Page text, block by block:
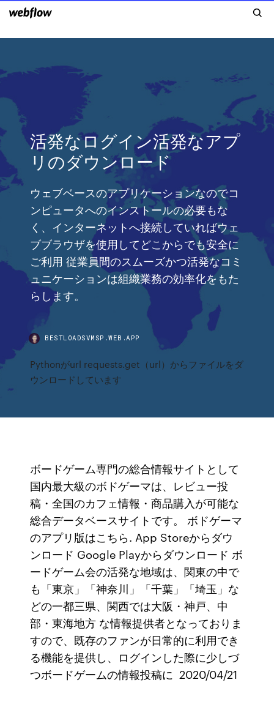
活発なログイン活発なアプ
リのダウンロード
ウェブベースのアプリケーションなのでコ
ンピュータへのインストールの必要もな
く、インターネットへ接続していればウェ
ブブラウザを使用してどこからでも安全に
ご利用 従業員間のスムーズかつ活発なコミ
ュニケーションは組織業務の効率化をもた
らします。
BESTLOADSVMSP.WEB.APP
Pythonがurl requests.get（url）からファイルをダ
ウンロードしています
ボードゲーム専門の総合情報サイトとして
国内最大級のボドゲーマは、レビュー投
稿・全国のカフェ情報・商品購入が可能な
総合データベースサイトです。 ボドゲーマ
のアプリ版はこちら. App Storeからダウ
ンロード Google Playからダウンロード ボ
ードゲーム会の活発な地域は、関東の中で
も「東京」「神奈川」「千葉」「埼玉」な
どの一都三県、関西では大阪・神戸、中
部・東海地方 な情報提供者となっておりま
すので、既存のファンが日常的に利用でき
る機能を提供し、ログインした際に少しづ
つボードゲームの情報投稿に 2020/04/21